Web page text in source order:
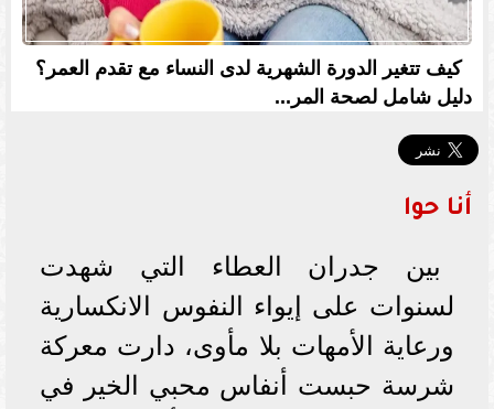
كيف تتغير الدورة الشهرية لدى النساء مع تقدم العمر؟
دليل شامل لصحة المر...
أنا حوا
بين جدران العطاء التي شهدت
لسنوات على إيواء النفوس الانكسارية
ورعاية الأمهات بلا مأوى، دارت معركة
شرسة حبست أنفاس محبي الخير في